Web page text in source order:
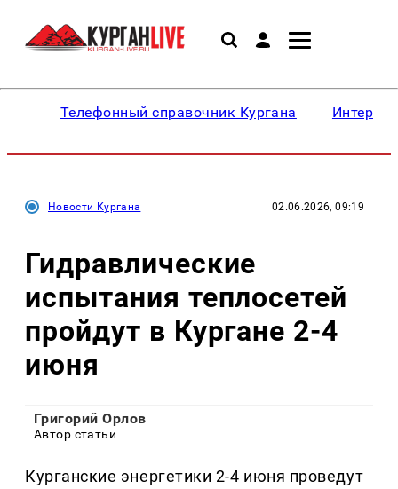
Телефонный справочник Кургана
Новости Кургана 02.06.2026, 09:19
Гидравлические
испытания теплосетей
пройдут в Кургане 2-4
июня
Григорий Орлов
Автор статьи
Курганские энергетики 2-4 июня проведут